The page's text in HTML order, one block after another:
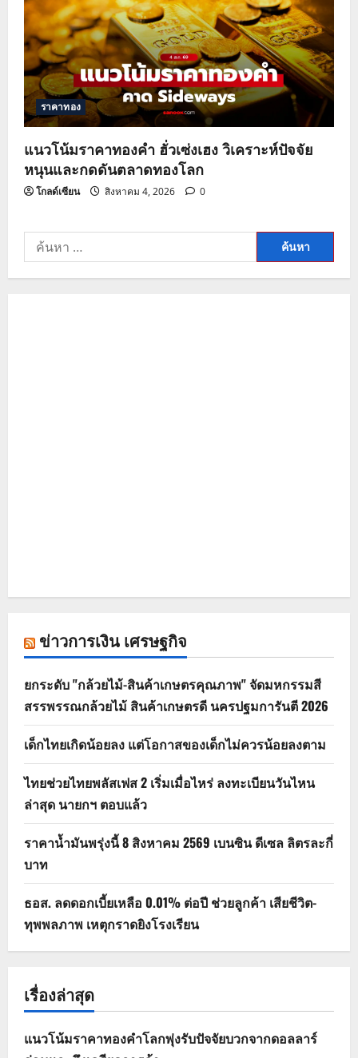
ราคาทอง
แนวโน้มราคาทองคำ ฮั่วเซ่งเฮง วิเคราะห์ปัจจัย
หนุนและกดดันตลาดทองโลก
โกลด์เซียน สิงหาคม 4, 2026 0
ค้นหา
สำหรับ:
ข่าวการเงิน เศรษฐกิจ
ยกระดับ "กล้วยไม้-สินค้าเกษตรคุณภาพ" จัดมหกรรมสี
สรรพรรณกล้วยไม้ สินค้าเกษตรดี นครปฐมการันตี 2026
เด็กไทยเกิดน้อยลง แต่โอกาสของเด็กไม่ควรน้อยลงตาม
ไทยช่วยไทยพลัสเฟส 2 เริ่มเมื่อไหร่ ลงทะเบียนวันไหน
ล่าสุด นายกฯ ตอบแล้ว
ราคาน้ำมันพรุ่งนี้ 8 สิงหาคม 2569 เบนซิน ดีเซล ลิตรละกี่
บาท
ธอส. ลดดอกเบี้ยเหลือ 0.01% ต่อปี ช่วยลูกค้า เสียชีวิต-
ทุพพลภาพ เหตุกราดยิงโรงเรียน
เรื่องล่าสุด
แนวโน้มราคาทองคำโลกพุ่งรับปัจจัยบวกจากดอลลาร์